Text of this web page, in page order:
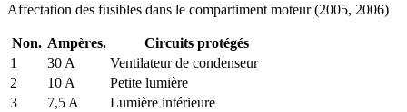
Affectation des fusibles dans le compartiment moteur (2005, 2006)
Non. Ampères.
Circuits protégés
1
30 A
Ventilateur de condenseur
2
10 A
Petite lumière
3
7,5 A
Lumière intérieure